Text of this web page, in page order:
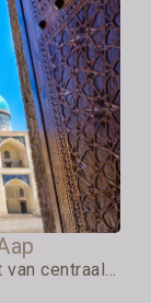
centraal...